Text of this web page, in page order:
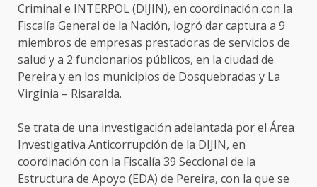
Criminal e INTERPOL (DIJIN), en coordinación con la
Fiscalía General de la Nación, logró dar captura a 9
miembros de empresas prestadoras de servicios de
salud y a 2 funcionarios públicos, en la ciudad de
Pereira y en los municipios de Dosquebradas y La
Virginia – Risaralda.
Se trata de una investigación adelantada por el Área
Investigativa Anticorrupción de la DIJIN, en
coordinación con la Fiscalía 39 Seccional de la
Estructura de Apoyo (EDA) de Pereira, con la que se